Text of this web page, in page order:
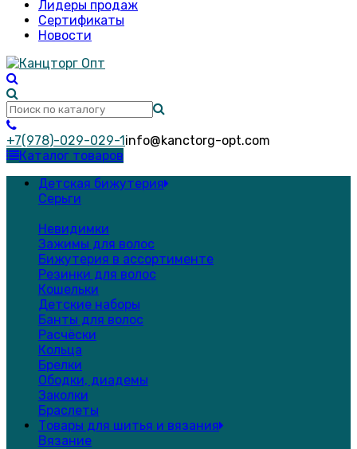
Лидеры продаж
Сертификаты
Новости
+7(978)-029-029-1info@kanctorg-opt.com
Каталог товаров
Детская бижутерия
Серьги
Невидимки
Зажимы для волос
Бижутерия в ассортименте
Резинки для волос
Кошельки
Детские наборы
Банты для волос
Расчёски
Кольца
Брелки
Ободки, диадемы
Заколки
Браслеты
Товары для шитья и вязания
Вязание